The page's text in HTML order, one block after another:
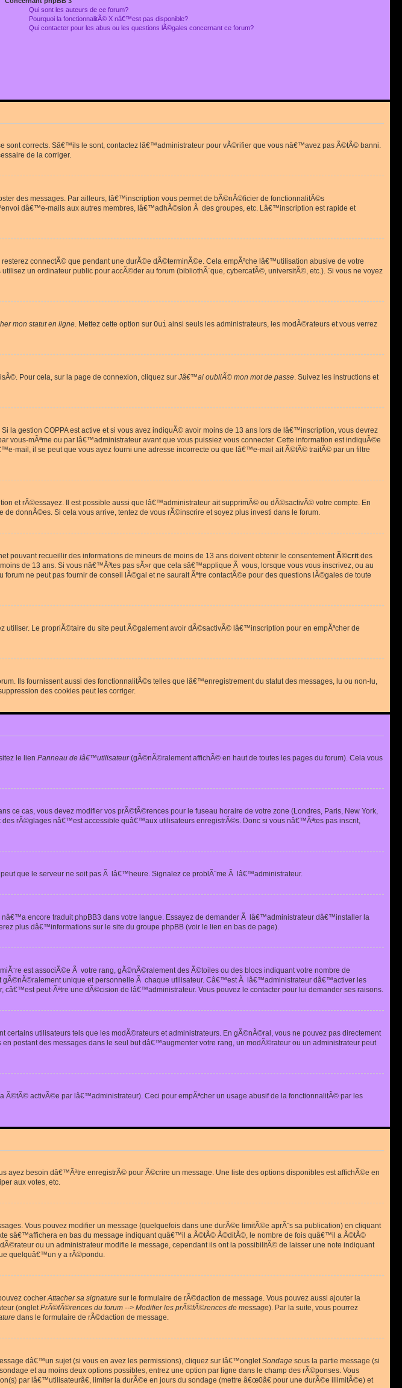
Qui sont les auteurs de ce forum?
Pourquoi la fonctionnalitÃ© X nâ€™est pas disponible?
Qui contacter pour les abus ou les questions lÃ©gales concernant ce forum?
sont corrects. Sâ€™ils le sont, contactez lâ€™administrateur pour vÃ©rifier que vous nâ€™avez pas Ã©tÃ© banni.
de la corriger.
des messages. Par ailleurs, lâ€™inscription vous permet de bÃ©nÃ©ficier de fonctionnalitÃ©s
dâ€™e-mails aux autres membres, lâ€™adhÃ©sion Ã des groupes, etc. Lâ€™inscription est rapide et
resterez connectÃ© que pendant une durÃ©e dÃ©terminÃ©e. Cela empÃªche lâ€™utilisation abusive de votre
un ordinateur public pour accÃ©der au forum (bibliothÃ¨que, cybercafÃ©, universitÃ©, etc.). Si vous ne voyez
mon statut en ligne. Mettez cette option sur Oui ainsi seuls les administrateurs, les modÃ©rateurs et vous verrez
Pour cela, sur la page de connexion, cliquez sur Jâ€™ai oubliÃ© mon mot de passe. Suivez les instructions et
gestion COPPA est active et si vous avez indiquÃ© avoir moins de 13 ans lors de lâ€™inscription, vous devrez
mÃªme ou par lâ€™administrateur avant que vous puissiez vous connecter. Cette information est indiquÃ©e
mail, il se peut que vous ayez fourni une adresse incorrecte ou que lâ€™e-mail ait Ã©tÃ© traitÃ© par un filtre
et rÃ©essayez. Il est possible aussi que lâ€™administrateur ait supprimÃ© ou dÃ©sactivÃ© votre compte. En
donnÃ©es. Si cela vous arrive, tentez de vous rÃ©inscrire et soyez plus investi dans le forum.
pouvant recueillir des informations de mineurs de moins de 13 ans doivent obtenir le consentementÃ©crit des
de 13 ans. Si vous nâ€™Ãªtes pas sÃ»r que cela sâ€™applique Ã vous, lorsque vous vous inscrivez, ou au
ne peut pas fournir de conseil lÃ©gal et ne saurait Ãªtre contactÃ©e pour des questions lÃ©gales de toute
Le propriÃ©taire du site peut Ã©galement avoir dÃ©sactivÃ© lâ€™inscription pour en empÃªcher de
Ils fournissent aussi des fonctionnalitÃ©s telles que lâ€™enregistrement du statut des messages, lu ou non-lu,
des cookies peut les corriger.
le lien Panneau de lâ€™utilisateur(gÃ©nÃ©ralement affichÃ© en haut de toutes les pages du forum). Cela vous
ce cas, vous devez modifier vos prÃ©fÃ©rences pour le fuseau horaire de votre zone (Londres, Paris, New York,
rÃ©glages nâ€™est accessible quâ€™aux utilisateurs enregistrÃ©s. Donc si vous nâ€™Ãªtes pas inscrit,
que le serveur ne soit pas Ã lâ€™heure. Signalez ce problÃ¨me Ã lâ€™administrateur.
encore traduit phpBB3 dans votre langue. Essayez de demander Ã lâ€™administrateur dâ€™installer la
plus dâ€™informations sur le site du groupe phpBB (voir le lien en bas de page).
est associÃ©e Ã votre rang, gÃ©nÃ©ralement des Ã©toiles ou des blocs indiquant votre nombre de
gÃ©nÃ©ralement unique et personnelle Ã chaque utilisateur. Câ€™est Ã lâ€™administrateur dâ€™activer les
peut-Ãªtre une dÃ©cision de lâ€™administrateur. Vous pouvez le contacter pour lui demander ses raisons.
utilisateurs tels que les modÃ©rateurs et administrateurs. En gÃ©nÃ©ral, vous ne pouvez pas directement
des messages dans le seul but dâ€™augmenter votre rang, un modÃ©rateur ou un administrateur peut
activÃ©e par lâ€™administrateur). Ceci pour empÃªcher un usage abusif de la fonctionnalitÃ© par les
besoin dâ€™Ãªtre enregistrÃ© pour Ã©crire un message. Une liste des options disponibles est affichÃ©e en
aux votes, etc.
Vous pouvez modifier un message (quelquefois dans une durÃ©e limitÃ©e aprÃ¨s sa publication) en cliquant
sâ€™affichera en bas du message indiquant quâ€™il a Ã©tÃ© Ã©ditÃ©, le nombre de fois quâ€™il a Ã©tÃ©
ou un administrateur modifie le message, cependant ils ont la possibilitÃ© de laisser une note indiquant
quelquâ€™un y a rÃ©pondu.
cocherAttacher sa signature sur le formulaire de rÃ©daction de message. Vous pouvez aussi ajouter la
(ongletPrÃ©fÃ©rences du forum --> Modifier les prÃ©fÃ©rences de message). Par la suite, vous pourrez
dans le formulaire de rÃ©daction de message.
dâ€™un sujet (si vous en avez les permissions), cliquez sur lâ€™ongletSondage sous la partie message (si
et au moins deux options possibles, entrez une option par ligne dans le champ des rÃ©ponses. Vous
par lâ€™utilisateurâ€, limiter la durÃ©e en jours du sondage (mettre â€œ0â€ pour une durÃ©e illimitÃ©e) et